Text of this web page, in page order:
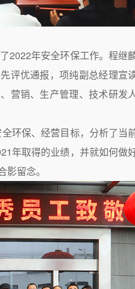
2022年安全环保工作。程继
评优通报，项纯副总经理宣
营销、生产管理、技术研发
环保、经营目标，分析了当
年取得的业绩，并就如何做
留念。